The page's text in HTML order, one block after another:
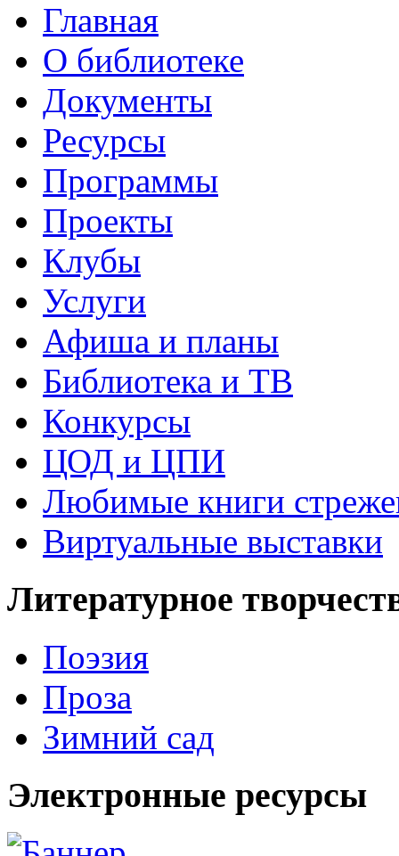
Главная
О библиотеке
Документы
Ресурсы
Программы
Проекты
Клубы
Услуги
Афиша и планы
Библиотека и ТВ
Конкурсы
ЦОД и ЦПИ
Любимые книги
Виртуальные выставки
Литературное
Поэзия
Проза
Зимний сад
Электронные ресурсы